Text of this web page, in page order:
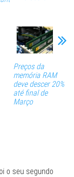
Preços da
memória RAM
deve descer 20%
até final de
Março
o seu segundo